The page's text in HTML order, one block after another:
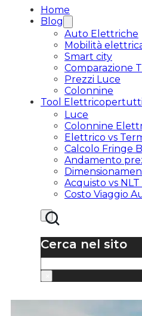
Home
Blog
Auto Elettriche
Mobilità
Smart city
Comparazione
Prezzi Luce
Colonnine
Tool Elettricopertutti
Luce
Colonnine
Elettrico vs
Calcolo Fringe
Andamento
Acquisto vs NLT
Costo Viaggio
Cerca nel sito